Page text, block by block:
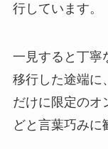
行しています。
一見すると丁寧
移行した途端に
だけに限定のオ
どと言葉巧みに